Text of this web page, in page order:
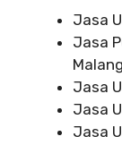
Jasa
Jasa
Malang
Jasa
Jasa
Jasa